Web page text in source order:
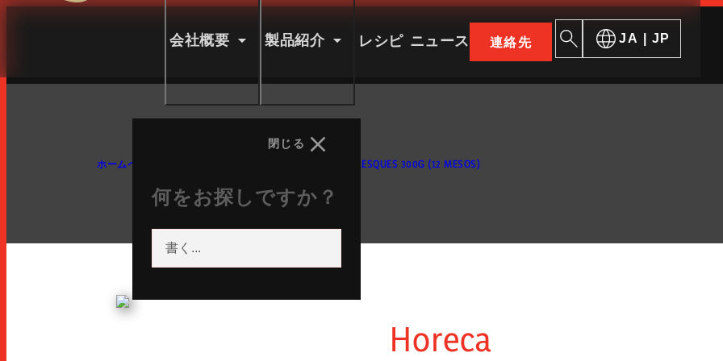
会社概要
会社概要
製品紹介
製品紹介
レシピ ニュース 連絡先
閉じる
何をお探しですか？
ソーシャル ネットワークでさらに多くのエスプーニャ体験を
JA | JP
英語
ホームページ PERNIL SERRANO RESERVA LLESQUES 300G (12 MESOS)
Horeca